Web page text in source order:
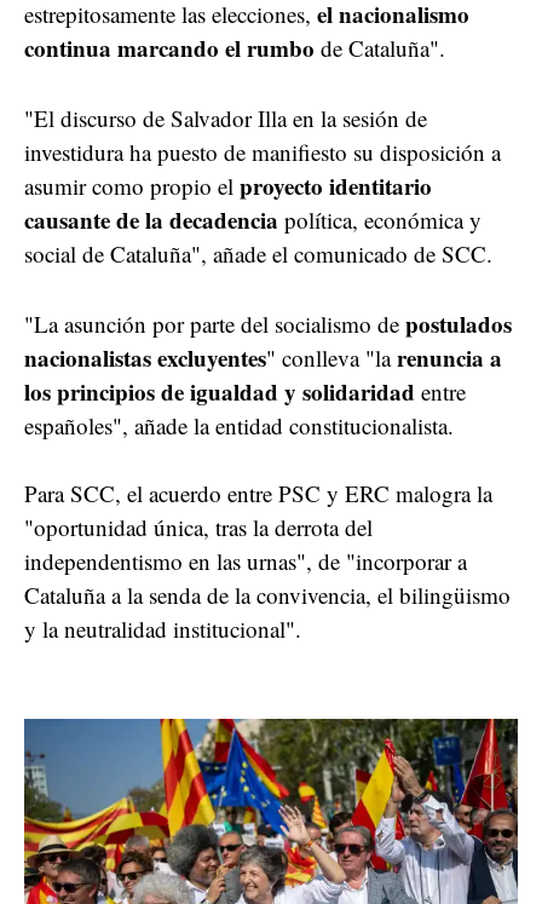
estrepitosamente las elecciones, el nacionalismo
continua marcando el rumbo de Cataluña".
"El discurso de Salvador Illa en la sesión de
investidura ha puesto de manifiesto su disposición a
asumir como propio el proyecto identitario
causante de la decadencia política, económica y
social de Cataluña", añade el comunicado de SCC.
"La asunción por parte del socialismo de postulados
nacionalistas excluyentes" conlleva "larenuncia a
los principios de igualdad y solidaridad entre
españoles", añade la entidad constitucionalista.
Para SCC, el acuerdo entre PSC y ERC malogra la
"oportunidad única, tras la derrota del
independentismo en las urnas", de "incorporar a
Cataluña a la senda de la convivencia, el bilingüismo
y la neutralidad institucional".